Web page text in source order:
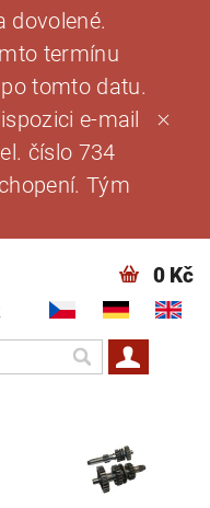
dovolené.
termínu
tomto datu.
e-mail
číslo 734
Tým
0 Kč